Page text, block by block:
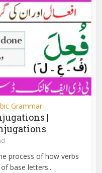
Grammar
|
process of how verbs
base letters...